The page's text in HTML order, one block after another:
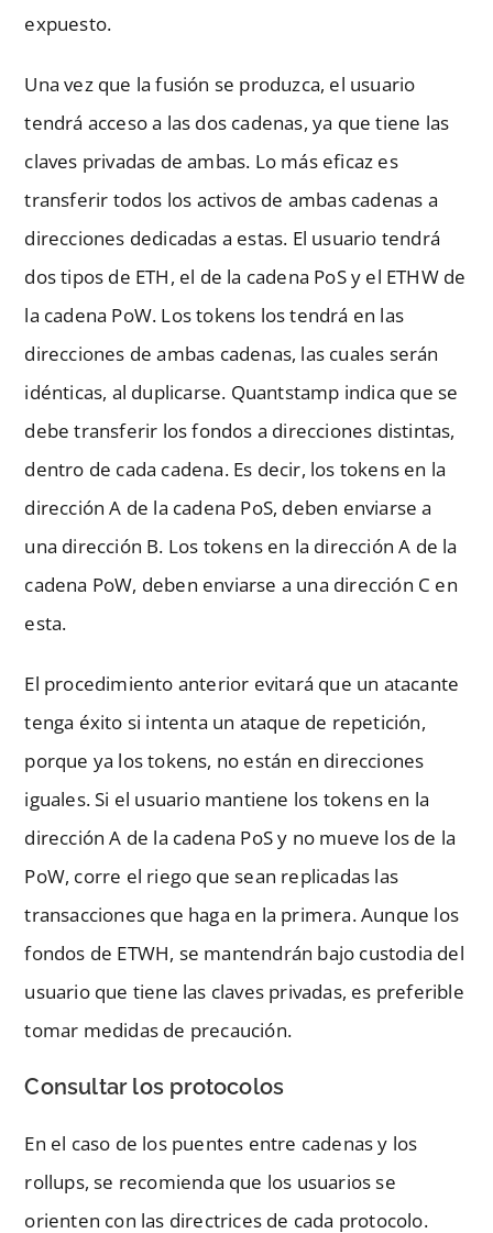
expuesto.
Una vez que la fusión se produzca, el usuario
tendrá acceso a las dos cadenas, ya que tiene las
claves privadas de ambas. Lo más eficaz es
transferir todos los activos de ambas cadenas a
direcciones dedicadas a estas. El usuario tendrá
dos tipos de ETH, el de la cadena PoS y el ETHW de
la cadena PoW. Los tokens los tendrá en las
direcciones de ambas cadenas, las cuales serán
idénticas, al duplicarse. Quantstamp indica que se
debe transferir los fondos a direcciones distintas,
dentro de cada cadena. Es decir, los tokens en la
dirección A de la cadena PoS, deben enviarse a
una dirección B. Los tokens en la dirección A de la
cadena PoW, deben enviarse a una dirección C en
esta.
El procedimiento anterior evitará que un atacante
tenga éxito si intenta un ataque de repetición,
porque ya los tokens, no están en direcciones
iguales. Si el usuario mantiene los tokens en la
dirección A de la cadena PoS y no mueve los de la
PoW, corre el riego que sean replicadas las
transacciones que haga en la primera. Aunque los
fondos de ETWH, se mantendrán bajo custodia del
usuario que tiene las claves privadas, es preferible
tomar medidas de precaución.
Consultar los protocolos
En el caso de los puentes entre cadenas y los
rollups, se recomienda que los usuarios se
orienten con las directrices de cada protocolo.